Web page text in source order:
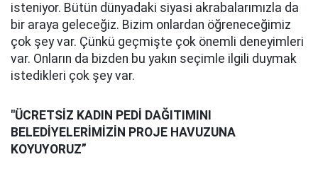
isteniyor. Bütün dünyadaki siyasi akrabalarımızla da
bir araya geleceğiz. Bizim onlardan öğreneceğimiz
çok şey var. Çünkü geçmişte çok önemli deneyimleri
var. Onların da bizden bu yakın seçimle ilgili duymak
istedikleri çok şey var.
"ÜCRETSİZ KADIN PEDİ DAĞITIMINI
BELEDİYELERİMİZİN PROJE HAVUZUNA
KOYUYORUZ”